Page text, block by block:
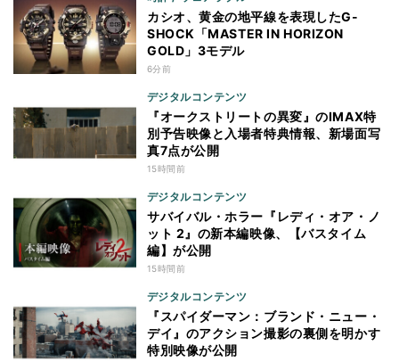
カシオ、黄金の地平線を表現したG-
SHOCK「MASTER IN HORIZON
GOLD」3モデル
6分前
デジタルコンテンツ
『オークストリートの異変』のIMAX特
別予告映像と入場者特典情報、新場面写
真7点が公開
15時間前
デジタルコンテンツ
サバイバル・ホラー『レディ・オア・ノ
ット 2』の新本編映像、【バスタイム
編】が公開
15時間前
デジタルコンテンツ
『スパイダーマン：ブランド・ニュー・
デイ』のアクション撮影の裏側を明かす
特別映像が公開